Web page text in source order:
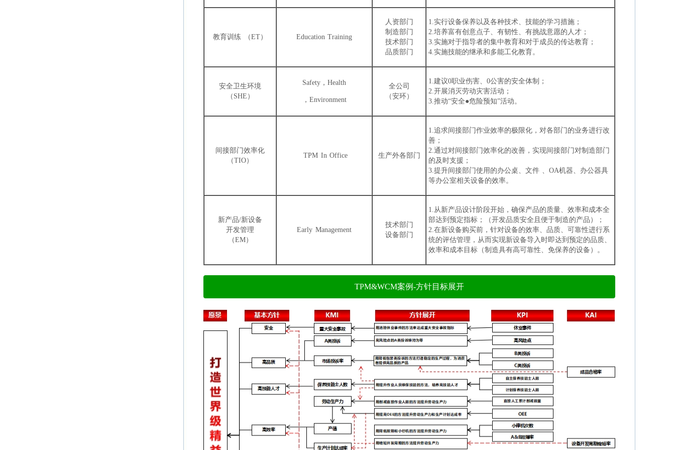
教育训练 （ET） Education Training
人资部门
制造部门
技术部门
品质部门
1.实行设备保养以及各种技术、技能的学习措施；
2.培养富有创意点子、有韧性、有挑战意愿的人才；
3.实施对于指导者的集中教育和对于成员的传达教育；
4.实施技能的继承和多能工化教育。
安全卫生环境
（SHE）
Safety，Health
，Environment
全公司
（安环）
1.建议0职业伤害、0公害的安全体制；
2.开展消灭劳动灾害活动；
3.推动“安全●危险预知”活动。
间接部门 效率化
（TIO）
TPM In Office 生产外各部门
1.追求间接部门作业效率的极限化，对各部门的业务进行改
善；
2.通过对间接部门效率化的改善，实现间接部门对制造部门
的及时支援；
3.提升间接部门使用的办公桌、文件 、OA机器、办公器具
等办公室相关设备的效率。
新产品/新设备
开发管理
（EM）
Early Management
技术部门
设备部门
1.从新产品设计阶段开始，确保产品的质量、效率和成本全
部达到预定指标；（开发品质安全且便于制造的产品）；
2.在新设备购买前，针对设备的效率、品质、可靠性进行系
统的评估管理，从而实现新设备导入时即达到预定的品质、
效率和成本目标（制造具有高可靠性、免保养的设备）。
TPM&WCM案例-方针目标展开